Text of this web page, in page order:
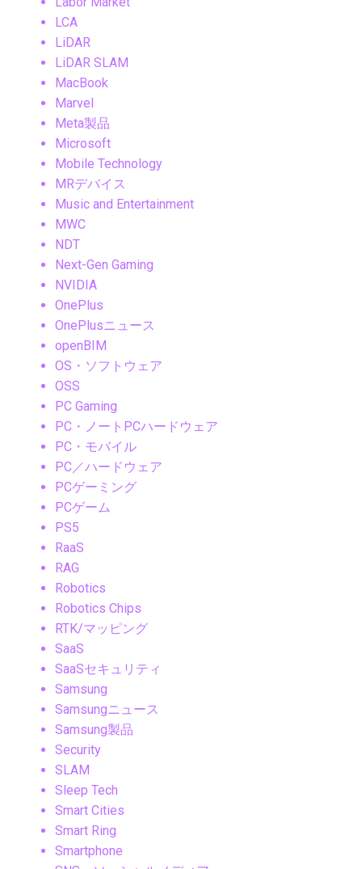
LCA
LiDAR
LiDAR SLAM
MacBook
Marvel
Meta製品
Microsoft
Mobile Technology
MRデバイス
Music and Entertainment
MWC
NDT
Next-Gen Gaming
NVIDIA
OnePlus
OnePlusニュース
openBIM
OS・ソフトウェア
OSS
PC Gaming
PC・ノートPCハードウェア
PC・モバイル
PC／ハードウェア
PCゲーミング
PCゲーム
PS5
RaaS
RAG
Robotics
Robotics Chips
RTK/マッピング
SaaS
SaaSセキュリティ
Samsung
Samsungニュース
Samsung製品
Security
SLAM
Sleep Tech
Smart Cities
Smart Ring
Smartphone